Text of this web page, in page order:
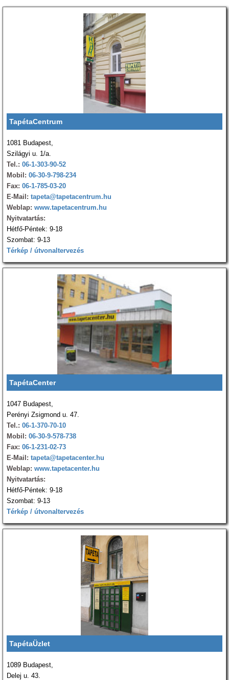
TapétaCentrum
1081 Budapest,
Szilágyi u. 1/a.
Tel.: 06-1-303-90-52
Mobil: 06-30-9-798-234
Fax: 06-1-785-03-20
E-Mail: tapeta@tapetacentrum.hu
Weblap: www.tapetacentrum.hu
Nyitvatartás:
Hétfő-Péntek: 9-18
Szombat: 9-13
Térkép / útvonaltervezés
TapétaCenter
1047 Budapest,
Perényi Zsigmond u. 47.
Tel.: 06-1-370-70-10
Mobil: 06-30-9-578-738
Fax: 06-1-231-02-73
E-Mail: tapeta@tapetacenter.hu
Weblap: www.tapetacenter.hu
Nyitvatartás:
Hétfő-Péntek: 9-18
Szombat: 9-13
Térkép / útvonaltervezés
TapétaÜzlet
1089 Budapest,
Delej u. 43.